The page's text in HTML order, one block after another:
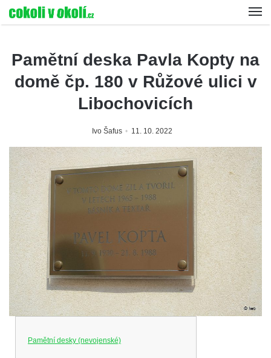
Pamětní deska Pavla Kopty na
domě čp. 180 v Růžové ulici v
Libochovicích
Ivo Šafus 11. 10. 2022
Pamětní desky (nevojenské)